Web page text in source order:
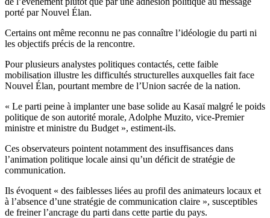
porté par Nouvel Élan.
Certains ont même reconnu ne pas connaître l’idéologie du parti ni
les objectifs précis de la rencontre.
Pour plusieurs analystes politiques contactés, cette faible
mobilisation illustre les difficultés structurelles auxquelles fait face
Nouvel Élan, pourtant membre de l’Union sacrée de la nation.
« Le parti peine à implanter une base solide au Kasaï malgré le poids
politique de son autorité morale, Adolphe Muzito, vice-Premier
ministre et ministre du Budget », estiment-ils.
Ces observateurs pointent notamment des insuffisances dans
l’animation politique locale ainsi qu’un déficit de stratégie de
communication.
Ils évoquent « des faiblesses liées au profil des animateurs locaux et
à l’absence d’une stratégie de communication claire », susceptibles
de freiner l’ancrage du parti dans cette partie du pays.